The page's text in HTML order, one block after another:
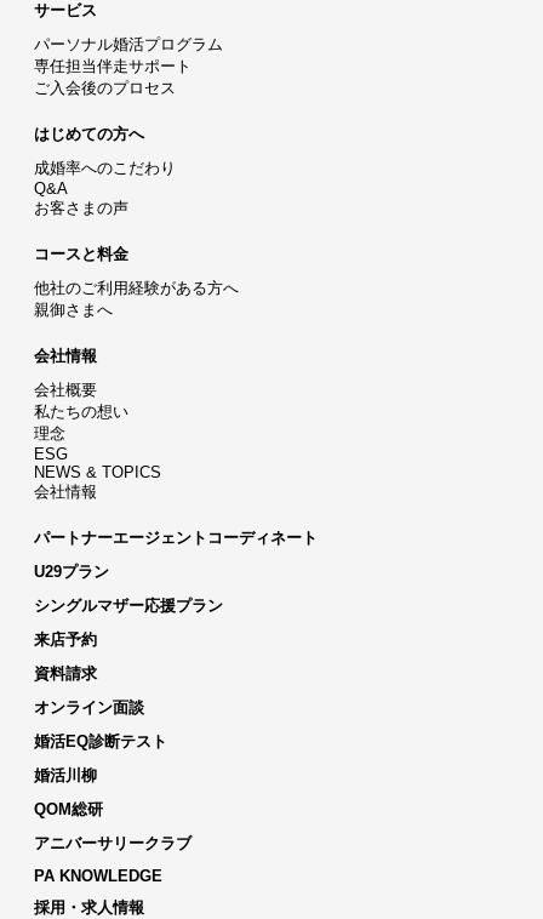
サービス
パーソナル婚活プログラム
専任担当伴走サポート
ご入会後のプロセス
はじめての方へ
成婚率へのこだわり
Q&A
お客さまの声
コースと料金
他社のご利用経験がある方へ
親御さまへ
会社情報
会社概要
私たちの想い
理念
ESG
NEWS & TOPICS
会社情報
パートナーエージェントコーディネート
U29プラン
シングルマザー応援プラン
来店予約
資料請求
オンライン面談
婚活EQ診断テスト
婚活川柳
QOM総研
アニバーサリークラブ
PA KNOWLEDGE
採用・求人情報